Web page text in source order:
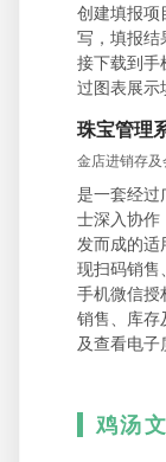
创建填报项
写，填报结
接下载到手
过图表展示
珠宝管理
金店进销存及
是一套经过
士深入协作
发而成的适
现扫码销售
手机微信授
销售、库存
及查看电子
鸡汤